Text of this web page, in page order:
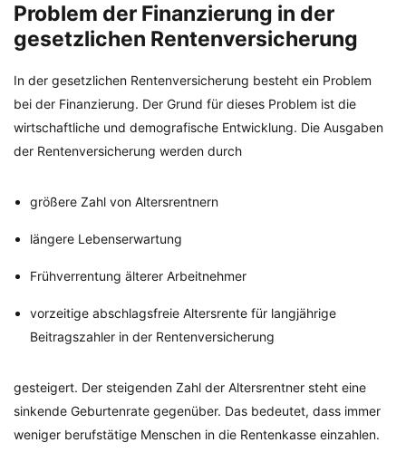
Problem der Finanzierung in der
gesetzlichen Rentenversicherung
In der gesetzlichen Rentenversicherung besteht ein Problem
bei der Finanzierung. Der Grund für dieses Problem ist die
wirtschaftliche und demografische Entwicklung. Die Ausgaben
der Rentenversicherung werden durch
größere Zahl von Altersrentnern
längere Lebenserwartung
Frühverrentung älterer Arbeitnehmer
vorzeitige abschlagsfreie Altersrente für langjährige
Beitragszahler in der Rentenversicherung
gesteigert. Der steigenden Zahl der Altersrentner steht eine
sinkende Geburtenrate gegenüber. Das bedeutet, dass immer
weniger berufstätige Menschen in die Rentenkasse einzahlen.